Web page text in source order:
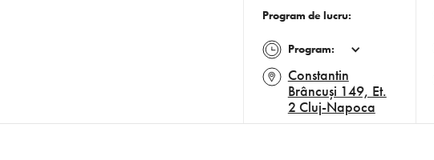
Program de lucru:
Program:
Constantin
Brâncuși 149, Et.
2 Cluj-Napoca